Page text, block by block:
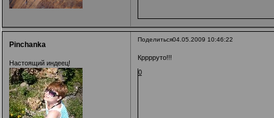
Поделиться04.05.2009 10:46:22
Pinchanka
Настоящий индеец!
Крррруто!!!
0